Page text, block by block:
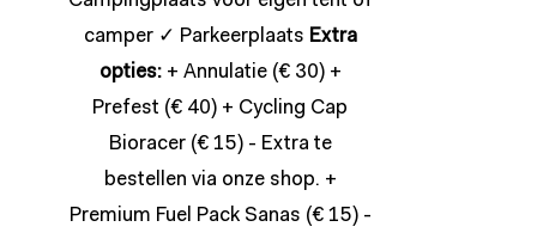
camper ✓ Parkeerplaats Extra
opties:+ Annulatie (€ 30) +
Prefest (€ 40) + Cycling Cap
Bioracer (€ 15) - Extra te
bestellen via onze shop. +
Premium Fuel Pack Sanas (€ 15) -